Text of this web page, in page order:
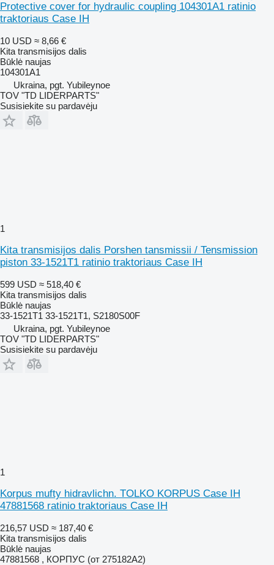
Protective cover for hydraulic coupling 104301A1 ratinio
traktoriaus Case IH
10 USD ≈ 8,66 €
Kita transmisijos dalis
Būklė naujas
104301A1
Ukraina, pgt. Yubileynoe
TOV "TD LIDERPARTS"
Susisiekite su pardavėju
1
Kita transmisijos dalis Porshen tansmissii / Tensmission
piston 33-1521T1 ratinio traktoriaus Case IH
599 USD ≈ 518,40 €
Kita transmisijos dalis
Būklė naujas
33-1521T1 33-1521T1, S2180S00F
Ukraina, pgt. Yubileynoe
TOV "TD LIDERPARTS"
Susisiekite su pardavėju
1
Korpus mufty hidravlichn. TOLKO KORPUS Case IH
47881568 ratinio traktoriaus Case IH
216,57 USD ≈ 187,40 €
Kita transmisijos dalis
Būklė naujas
47881568 , КОРПУС (от 275182A2)